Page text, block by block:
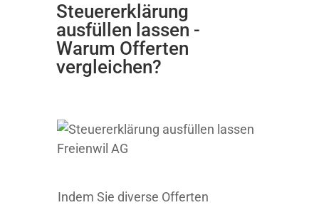
Steuererklärung
ausfüllen lassen -
Warum Offerten
vergleichen?
Indem Sie diverse Offerten